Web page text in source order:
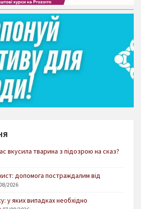
вкусила тварина з підозрою на сказ?
допомога постраждалим від
2026
у яких випадках необхідно